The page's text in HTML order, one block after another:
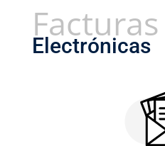
Facturas
Electrónicas